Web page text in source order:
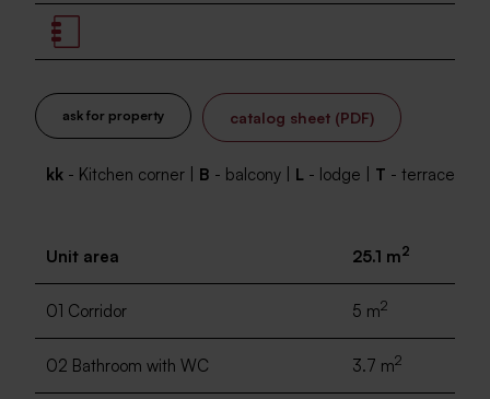
ask for property catalog sheet (PDF)
kk - Kitchen corner | B - balcony | L - lodge | T - terrace
Unit area 25.1 m2
01 Corridor 5 m2
02 Bathroom with WC 3.7 m2